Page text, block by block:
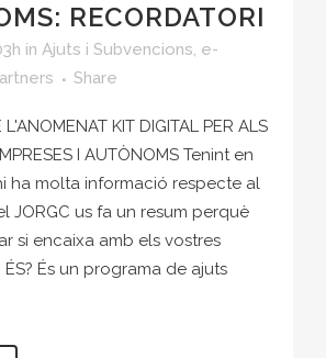
RECORDATORI
in Ajuts i Subvencions, e-
Share
L'ANOMENAT KIT DIGITAL PER ALS
I AUTÒNOMS Tenint en
ha molta informació respecte al
el JORGC us fa un resum perquè
si encaixa amb els vostres
És un programa de ajuts